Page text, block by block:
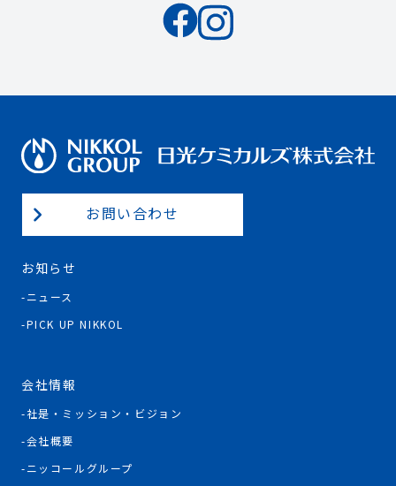
お問い合わせ
お知らせ
ニュース
PICK UP NIKKOL
会社情報
社是・ミッション・ビジョン
会社概要
ニッコールグループ